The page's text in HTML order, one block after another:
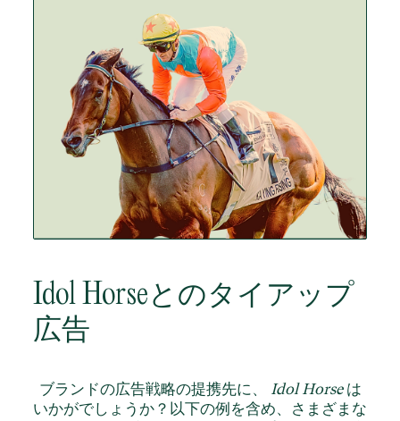
Idol Horseとのタイアップ
広告
ブランドの広告戦略の提携先に、 Idol Horseは
いかがでしょうか？以下の例を含め、さまざまな